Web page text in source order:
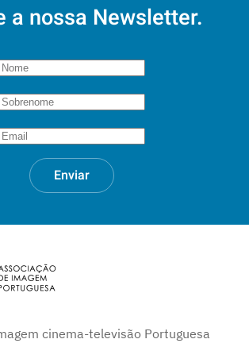
a nossa Newsletter.
Enviar
cinema-televisão Portuguesa